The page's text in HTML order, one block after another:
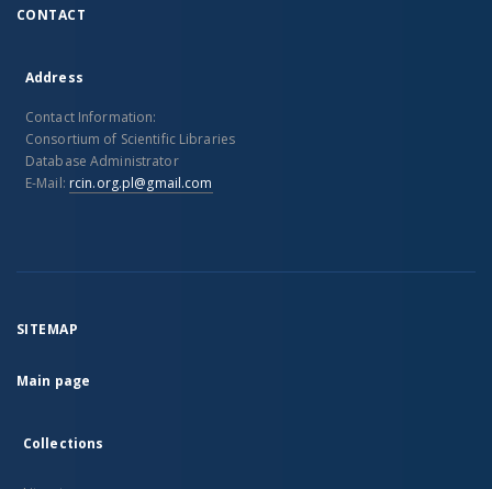
CONTACT
Address
Contact Information:
Consortium of Scientific Libraries
Database Administrator
E-Mail: rcin.org.pl@gmail.com
SITEMAP
Main page
Collections